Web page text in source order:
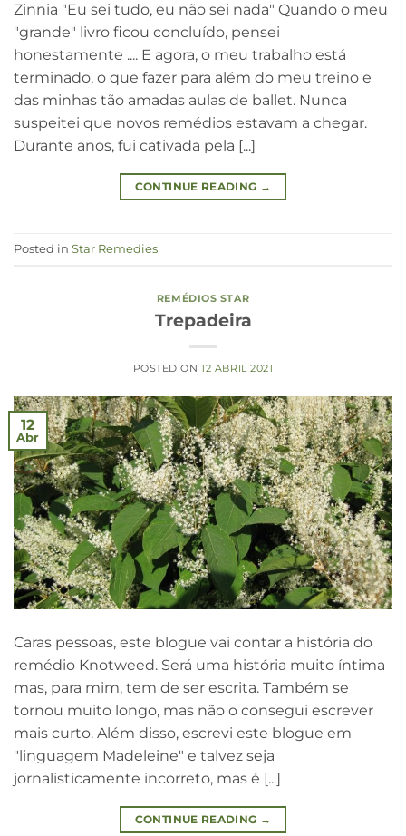
Zinnia "Eu sei tudo, eu não sei nada" Quando o meu
"grande" livro ficou concluído, pensei
honestamente .... E agora, o meu trabalho está
terminado, o que fazer para além do meu treino e
das minhas tão amadas aulas de ballet. Nunca
suspeitei que novos remédios estavam a chegar.
Durante anos, fui cativada pela [...]
CONTINUE READING →
Posted in Star Remedies
REMÉDIOS STAR
Trepadeira
POSTED ON12 ABRIL 2021
12
Abr
Caras pessoas, este blogue vai contar a história do
remédio Knotweed. Será uma história muito íntima
mas, para mim, tem de ser escrita. Também se
tornou muito longo, mas não o consegui escrever
mais curto. Além disso, escrevi este blogue em
"linguagem Madeleine" e talvez seja
jornalisticamente incorreto, mas é [...]
CONTINUE READING →